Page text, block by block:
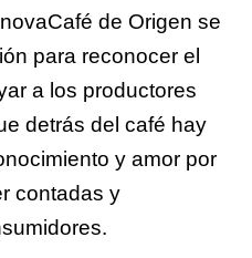
de Origen se
para reconocer el
a los productores
detrás del café hay
y amor por
contadas y